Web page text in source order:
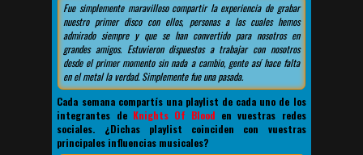
Fue simplemente maravilloso compartir la experiencia de grabar
nuestro primer disco con ellos, personas a las cuales hemos
admirado siempre y que se han convertido para nosotros en
grandes amigos. Estuvieron dispuestos a trabajar con nosotros
desde el primer momento sin nada a cambio, gente así hace falta
en el metal la verdad. Simplemente fue una pasada.
Cada semana compartís una playlist de cada uno de los
integrantes de Knights Of Blood en vuestras redes
sociales. ¿Dichas playlist coinciden con vuestras
principales influencias musicales?